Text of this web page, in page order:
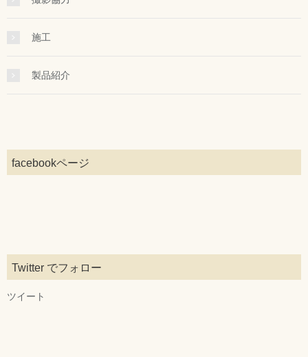
施工
製品紹介
facebookページ
Twitter でフォロー
ツイート